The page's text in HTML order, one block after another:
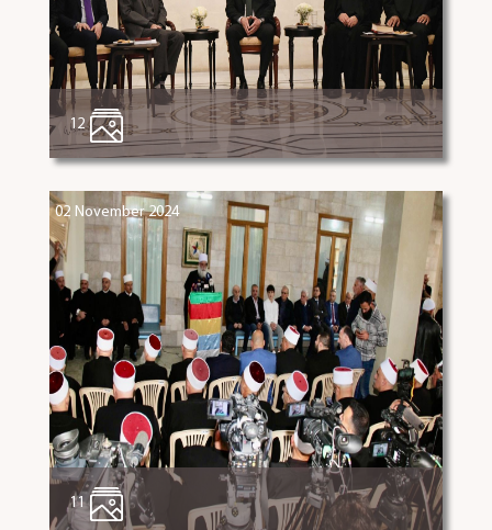
12
11
02 November 2024